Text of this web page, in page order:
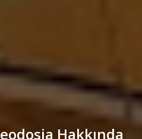
Hakkında